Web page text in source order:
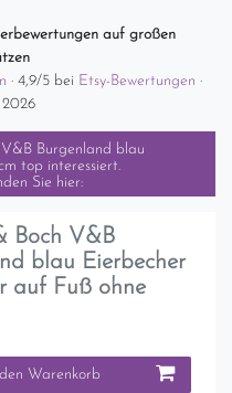
auf großen
· 4,9/5 bei Etsy-Bewertungen ·
Burgenland blau
top interessiert.
Sie hier:
Boch V&B
blau Eierbecher
auf Fuß ohne
den Warenkorb